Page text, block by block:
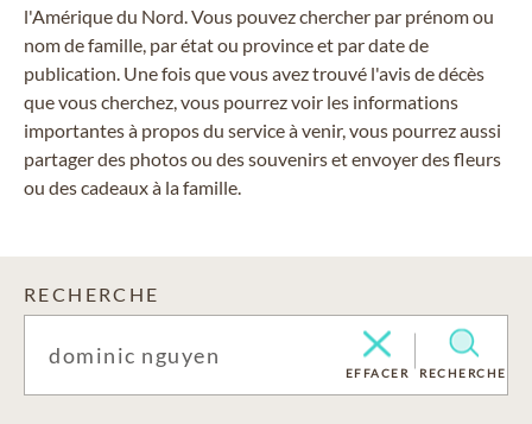
l'Amérique du Nord. Vous pouvez chercher par prénom ou
nom de famille, par état ou province et par date de
publication. Une fois que vous avez trouvé l'avis de décès
que vous cherchez, vous pourrez voir les informations
importantes à propos du service à venir, vous pourrez aussi
partager des photos ou des souvenirs et envoyer des fleurs
ou des cadeaux à la famille.
RECHERCHE
EFFACER RECHERCHE